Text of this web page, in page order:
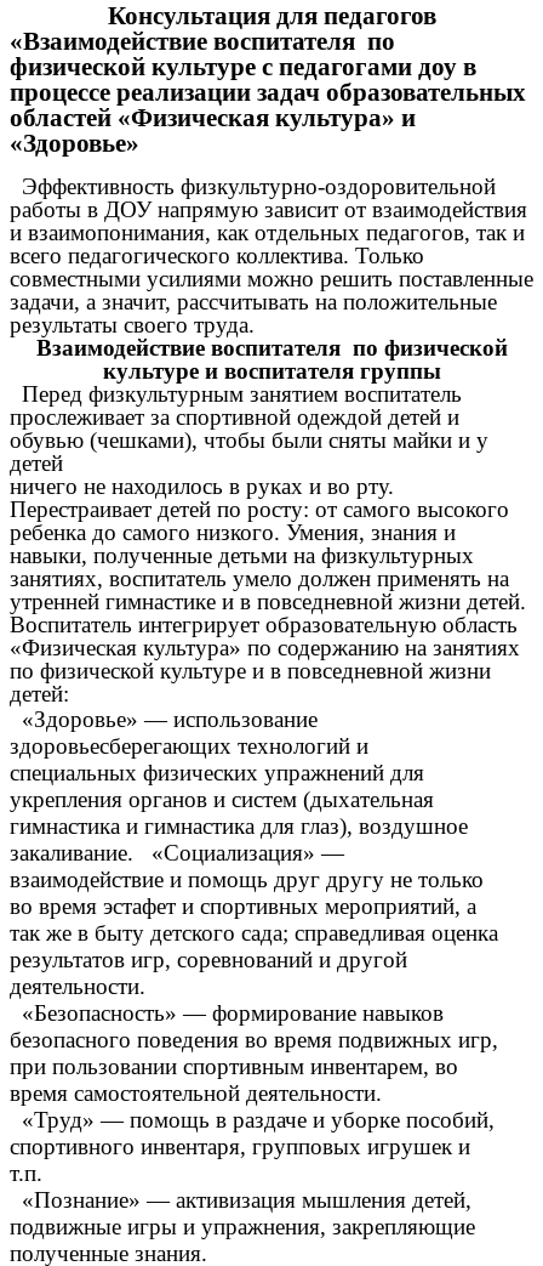
Консультация для педагогов
«Взаимодействие воспитателя по
физической культуре с педагогами доу в
процессе реализации задач образовательных
областей «Физическая культура» и
«Здоровье»
Эффективность физкультурно-оздоровительной
работы в ДОУ напрямую зависит от взаимодействия
и взаимопонимания, как отдельных педагогов, так и
всего педагогического коллектива. Только
совместными усилиями можно решить поставленные
задачи, а значит, рассчитывать на положительные
результаты своего труда.
Взаимодействие воспитателя по физической
культуре и воспитателя группы
Перед физкультурным занятием воспитатель
прослеживает за спортивной одеждой детей и
обувью (чешками), чтобы были сняты майки и у
детей
ничего не находилось в руках и во рту.
Перестраивает детей по росту: от самого высокого
ребенка до самого низкого. Умения, знания и
навыки, полученные детьми на физкультурных
занятиях, воспитатель умело должен применять на
утренней гимнастике и в повседневной жизни детей.
Воспитатель интегрирует образовательную область
«Физическая культура» по содержанию на занятиях
по физической культуре и в повседневной жизни
детей:
«Здоровье» — использование
здоровьесберегающих технологий и
специальных физических упражнений для
укрепления органов и систем (дыхательная
гимнастика и гимнастика для глаз), воздушное
закаливание. «Социализация» —
взаимодействие и помощь друг другу не только
во время эстафет и спортивных мероприятий, а
так же в быту детского сада; справедливая оценка
результатов игр, соревнований и другой
деятельности.
«Безопасность» — формирование навыков
безопасного поведения во время подвижных игр,
при пользовании спортивным инвентарем, во
время самостоятельной деятельности.
«Труд» — помощь в раздаче и уборке пособий,
спортивного инвентаря, групповых игрушек и
т.п.
«Познание» — активизация мышления детей,
подвижные игры и упражнения, закрепляющие
полученные знания.